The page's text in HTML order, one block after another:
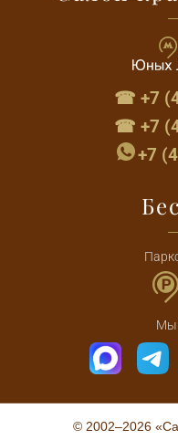
☎ +7
☎ +7
+7
Мы
© 2002–2026